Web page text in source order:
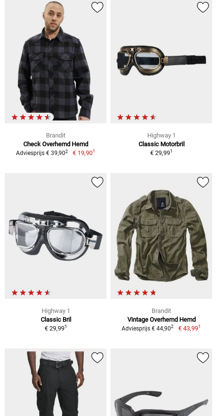
Brandit
Check Overhemd Hemd
Adviesprijs € 39,902 € 19,901
Highway 1
Classic Motorbril
€ 29,991
Highway 1
Classic Bril
€ 29,991
Brandit
Vintage Overhemd Hemd
Adviesprijs € 44,902 € 43,991